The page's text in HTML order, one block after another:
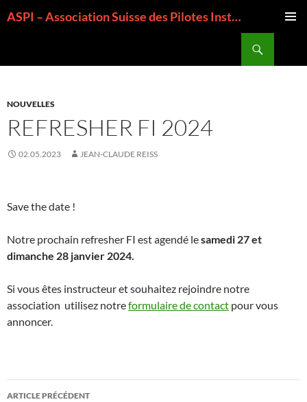
au
ASPI – Association Suisse des Pilotes Instructeurs
NOUVELLES
REFRESHER FI 2024
02.05.2023 JEAN-CLAUDE REISS
Save the date !
Notre prochain refresher FI est agendé lesamedi 27 et
dimanche 28 janvier 2024.
Si vous êtes instructeur et souhaitez rejoindre notre
association utilisez notreformulaire de contact pour vous
annoncer.
Navigation
ARTICLE PRÉCÉDENT